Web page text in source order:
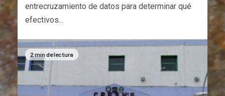
entrecruzamiento de datos para determinar qué
efectivos...
2 min de lectura